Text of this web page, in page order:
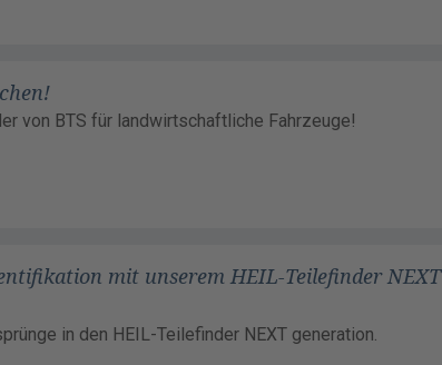
von BTS für landwirtschaftliche Fahrzeuge!
mit unserem HEIL-Teilefinder NEXT
in den HEIL-Teilefinder NEXT generation.